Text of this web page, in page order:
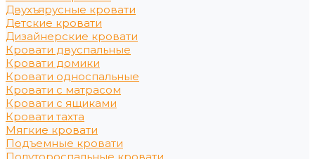
Двухъярусные кровати
Детские кровати
Дизайнерские кровати
Кровати двуспальные
Кровати домики
Кровати односпальные
Кровати с матрасом
Кровати с ящиками
Кровати тахта
Мягкие кровати
Подъемные кровати